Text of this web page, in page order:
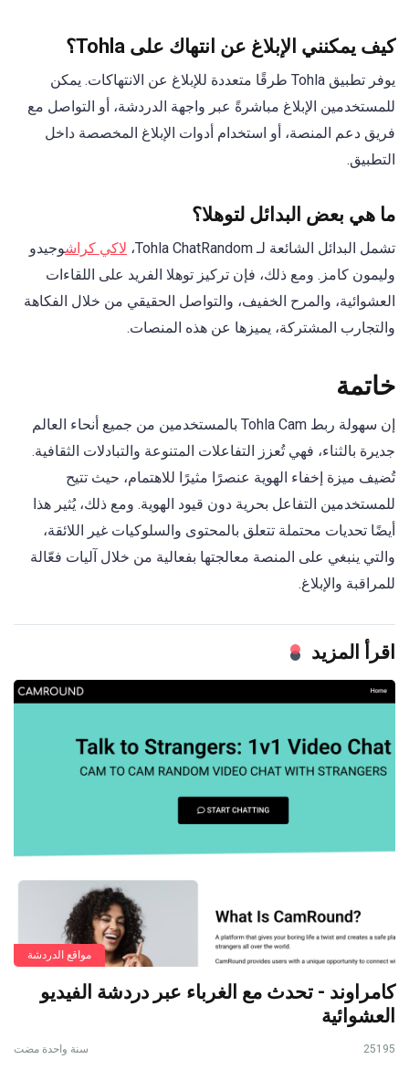
كيف يمكنني الإبلاغ عن انتهاك على Tohla؟
يوفر تطبيق Tohla طرقًا متعددة للإبلاغ عن الانتهاكات. يمكن
للمستخدمين الإبلاغ مباشرةً عبر واجهة الدردشة، أو التواصل مع
فريق دعم المنصة، أو استخدام أدوات الإبلاغ المخصصة داخل
التطبيق.
ما هي بعض البدائل لتوهلا؟
تشمل البدائل الشائعة لـ Tohla ChatRandom، لاكي كراشوجيدو
وليمون كامز. ومع ذلك، فإن تركيز توهلا الفريد على اللقاءات
العشوائية، والمرح الخفيف، والتواصل الحقيقي من خلال الفكاهة
والتجارب المشتركة، يميزها عن هذه المنصات.
خاتمة
إن سهولة ربط Tohla Cam بالمستخدمين من جميع أنحاء العالم
جديرة بالثناء، فهي تُعزز التفاعلات المتنوعة والتبادلات الثقافية.
تُضيف ميزة إخفاء الهوية عنصرًا مثيرًا للاهتمام، حيث تتيح
للمستخدمين التفاعل بحرية دون قيود الهوية. ومع ذلك، يُثير هذا
أيضًا تحديات محتملة تتعلق بالمحتوى والسلوكيات غير اللائقة،
والتي ينبغي على المنصة معالجتها بفعالية من خلال آليات فعّالة
للمراقبة والإبلاغ.
اقرأ المزيد
مواقع الدردشة
كامراوند - تحدث مع الغرباء عبر دردشة الفيديو
العشوائية
سنة واحدة مضت 25195